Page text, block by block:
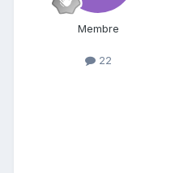
Membre
22